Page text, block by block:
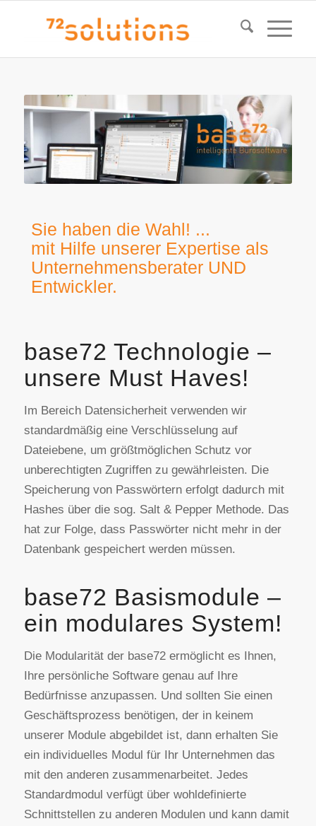
Sie haben die Wahl! ...
mit Hilfe unserer Expertise als
Unternehmensberater UND
Entwickler.
base72 Technologie –
unsere Must Haves!
Im Bereich Datensicherheit verwenden wir
standardmäßig eine Verschlüsselung auf
Dateiebene, um größtmöglichen Schutz vor
unberechtigten Zugriffen zu gewährleisten. Die
Speicherung von Passwörtern erfolgt dadurch mit
Hashes über die sog. Salt & Pepper Methode. Das
hat zur Folge, dass Passwörter nicht mehr in der
Datenbank gespeichert werden müssen.
base72 Basismodule –
ein modulares System!
Die Modularität der base72 ermöglicht es Ihnen,
Ihre persönliche Software genau auf Ihre
Bedürfnisse anzupassen. Und sollten Sie einen
Geschäftsprozess benötigen, der in keinem
unserer Module abgebildet ist, dann erhalten Sie
ein individuelles Modul für Ihr Unternehmen das
mit den anderen zusammenarbeitet. Jedes
Standardmodul verfügt über wohldefinierte
Schnittstellen zu anderen Modulen und kann damit